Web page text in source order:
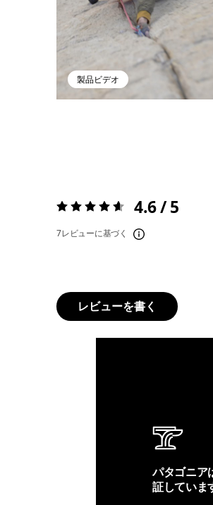
製品ビデオ
評価:4.6 / 5 4.6 / 5
7レビューに基づく
レビューを書く
パタゴニア
証していま